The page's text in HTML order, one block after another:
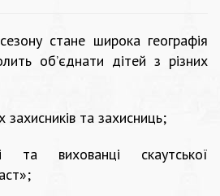
стане широка географія
об’єднати дітей з різних
захисників та захисниць;
та вихованці скаутської